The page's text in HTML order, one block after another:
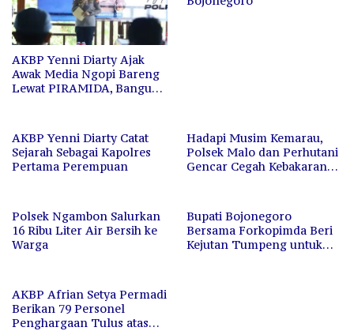
AKBP Yenni Diarty Ajak
Awak Media Ngopi Bareng
Lewat PIRAMIDA, Bangun
AKBP Yenni Diarty Catat
Sejarah Sebagai Kapolres
Pertama Perempuan
Hadapi Musim Kemarau,
Polsek Malo dan Perhutani
Gencar Cegah Kebakaran
Polsek Ngambon Salurkan
16 Ribu Liter Air Bersih ke
Warga
Bupati Bojonegoro
Bersama Forkopimda Beri
Kejutan Tumpeng untuk
AKBP Afrian Setya Permadi
Berikan 79 Personel
Penghargaan Tulus atas